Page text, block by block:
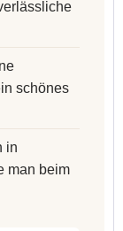
schönes
in
man beim